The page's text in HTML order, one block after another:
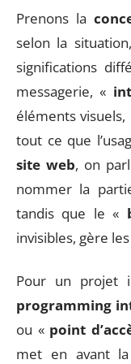
Prenons la
selon la
significations
messagerie, «
éléments
tout ce que
site web, on
nommer la
tandis que le «
invisibles, gère
Pour un projet
programming
ou « point
met en avant